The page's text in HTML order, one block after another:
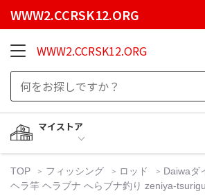
WWW2.CCRSK12.ORG
WWW2.CCRSK12.ORG
マイストア
TOP フィッシング ロッド
Daiwaダ
ヘラ竿 ヘラブナ へらブナ釣り zeniya-